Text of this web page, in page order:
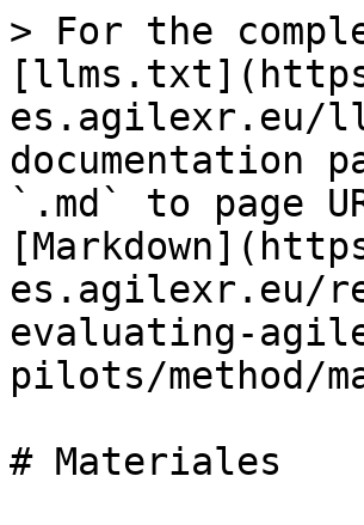
> For the
es.agilexr.eu/
documentation
`.md` to page
es.agilexr.eu/
evaluating-
pilots/method/
# Materiales